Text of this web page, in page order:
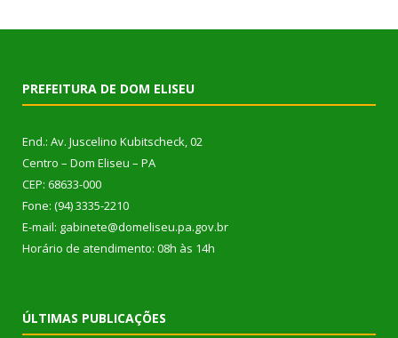
PREFEITURA DE DOM ELISEU
End.: Av. Juscelino Kubitscheck, 02
Centro – Dom Eliseu – PA
CEP: 68633-000
Fone: (94) 3335-2210
E-mail: gabinete@domeliseu.pa.gov.br
Horário de atendimento: 08h às 14h
ÚLTIMAS PUBLICAÇÕES